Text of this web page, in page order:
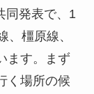
同発表で、1
、橿原線、
ます。まず
く場所の候